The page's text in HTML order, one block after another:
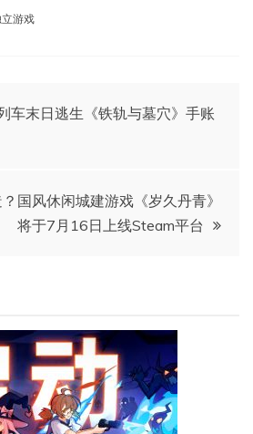
游戏
车末日逃生《铁轨与墓穴》手账
国风休闲城建游戏《岁久丹青》
将于7月16日上线Steam平台